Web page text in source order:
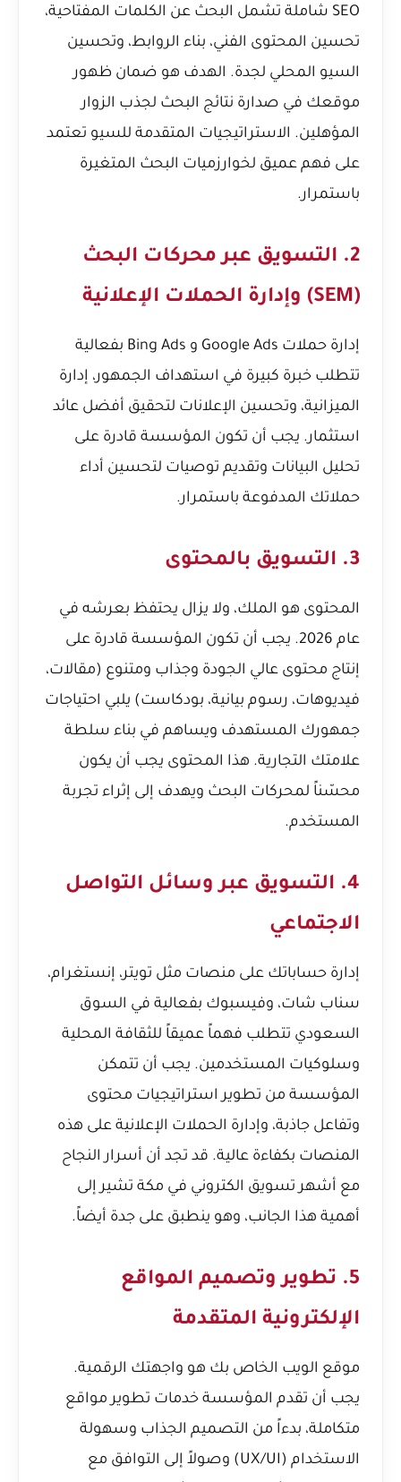
SEO شاملة تشمل البحث عن الكلمات المفتاحية،
تحسين المحتوى الفني، بناء الروابط، وتحسين
السيو المحلي لجدة. الهدف هو ضمان ظهور
موقعك في صدارة نتائج البحث لجذب الزوار
المؤهلين. الاستراتيجيات المتقدمة للسيو تعتمد
على فهم عميق لخوارزميات البحث المتغيرة
باستمرار.
2. التسويق عبر محركات البحث
(SEM) وإدارة الحملات الإعلانية
إدارة حملات Google Ads و Bing Ads بفعالية
تتطلب خبرة كبيرة في استهداف الجمهور، إدارة
الميزانية، وتحسين الإعلانات لتحقيق أفضل عائد
استثمار. يجب أن تكون المؤسسة قادرة على
تحليل البيانات وتقديم توصيات لتحسين أداء
حملاتك المدفوعة باستمرار.
3. التسويق بالمحتوى
المحتوى هو الملك، ولا يزال يحتفظ بعرشه في
عام 2026. يجب أن تكون المؤسسة قادرة على
إنتاج محتوى عالي الجودة وجذاب ومتنوع (مقالات،
فيديوهات، رسوم بيانية، بودكاست) يلبي احتياجات
جمهورك المستهدف ويساهم في بناء سلطة
علامتك التجارية. هذا المحتوى يجب أن يكون
محسّناً لمحركات البحث ويهدف إلى إثراء تجربة
المستخدم.
4. التسويق عبر وسائل التواصل
الاجتماعي
إدارة حساباتك على منصات مثل تويتر، إنستغرام،
سناب شات، وفيسبوك بفعالية في السوق
السعودي تتطلب فهماً عميقاً للثقافة المحلية
وسلوكيات المستخدمين. يجب أن تتمكن
المؤسسة من تطوير استراتيجيات محتوى
وتفاعل جاذبة، وإدارة الحملات الإعلانية على هذه
المنصات بكفاءة عالية. قد تجد أن أسرار النجاح
مع أشهر تسويق الكتروني في مكة تشير إلى
أهمية هذا الجانب، وهو ينطبق على جدة أيضاً.
5. تطوير وتصميم المواقع
الإلكترونية المتقدمة
موقع الويب الخاص بك هو واجهتك الرقمية.
يجب أن تقدم المؤسسة خدمات تطوير مواقع
متكاملة، بدءاً من التصميم الجذاب وسهولة
الاستخدام (UX/UI) وصولاً إلى التوافق مع